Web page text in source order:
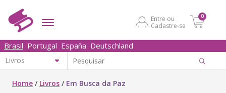
Entre ou
Cadastre-se
0
Brasil Portugal España Deutschland
Home / Livros / Em Busca da Paz